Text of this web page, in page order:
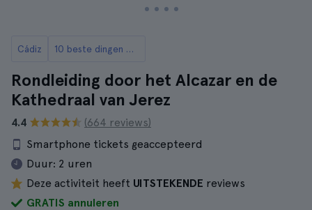
Cádiz 10 beste dingen om te doen in Cádiz
Rondleiding door het Alcazar en de
Kathedraal van Jerez
4.4
(664 reviews)
Smartphone tickets geaccepteerd
Duur: 2 uren
Deze activiteit heeft UITSTEKENDE reviews
GRATIS annuleren